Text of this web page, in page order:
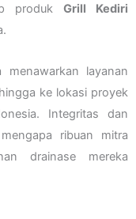
produk Grill Kediri
layanan
ke lokasi proyek
Integritas dan
ribuan mitra
drainase mereka